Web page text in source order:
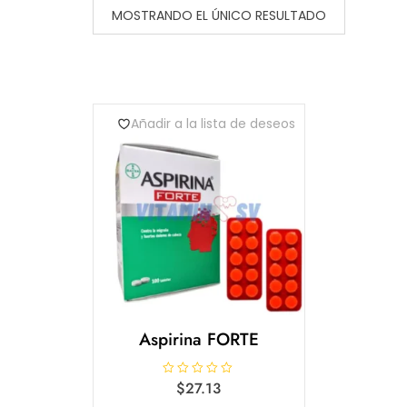
MOSTRANDO EL ÚNICO RESULTADO
Añadir a la lista de deseos
Aspirina FORTE
$27.13